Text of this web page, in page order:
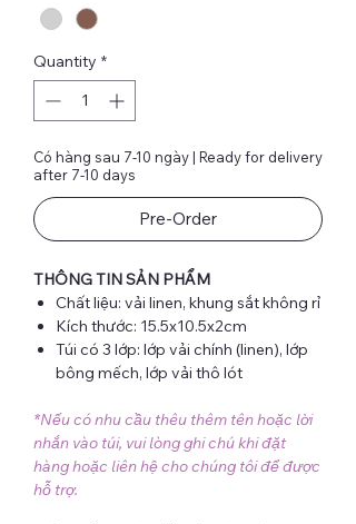
Quantity *
Có hàng sau 7-10 ngày | Ready for delivery
after 7-10 days
Pre-Order
THÔNG TIN SẢN PHẨM
Chất liệu: vải linen, khung sắt không rỉ
Kích thước: 15.5x10.5x2cm
Túi có 3 lớp: lớp vải chính (linen), lớp
bông mếch, lớp vải thô lót
*Nếu có nhu cầu thêu thêm tên hoặc lời
nhắn vào túi, vui lòng ghi chú khi đặt
hàng hoặc liên hệ cho chúng tôi để được
hỗ trợ.